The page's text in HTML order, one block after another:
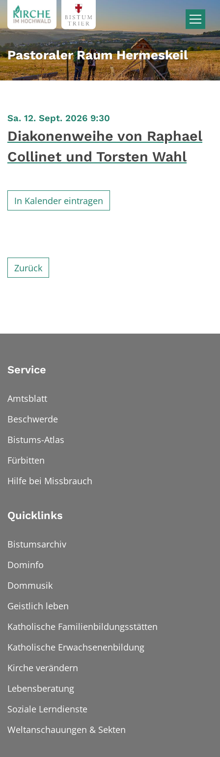
Zum Inhalt springen
Pastoraler Raum Hermeskeil
Sa. 12. Sept. 2026 9:30
Diakonenweihe von Raphael
Collinet und Torsten Wahl
In Kalender eintragen
Zurück
Service
Amtsblatt
Beschwerde
Bistums-Atlas
Fürbitten
Hilfe bei Missbrauch
Quicklinks
Bistumsarchiv
Dominfo
Dommusik
Geistlich leben
Katholische Familienbildungsstätten
Katholische Erwachsenenbildung
Kirche verändern
Lebensberatung
Soziale Lerndienste
Weltanschauungen & Sekten